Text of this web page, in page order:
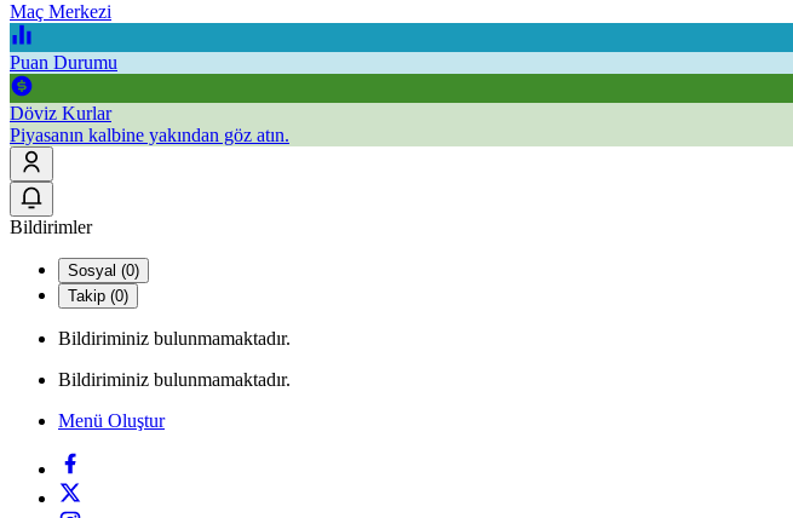
Maç Merkezi
Puan Durumu
Döviz Kurlar
Piyasanın kalbine yakından göz atın.
Bildirimler
Sosyal (0)
Takip (0)
Bildiriminiz bulunmamaktadır.
Bildiriminiz bulunmamaktadır.
Menü Oluştur